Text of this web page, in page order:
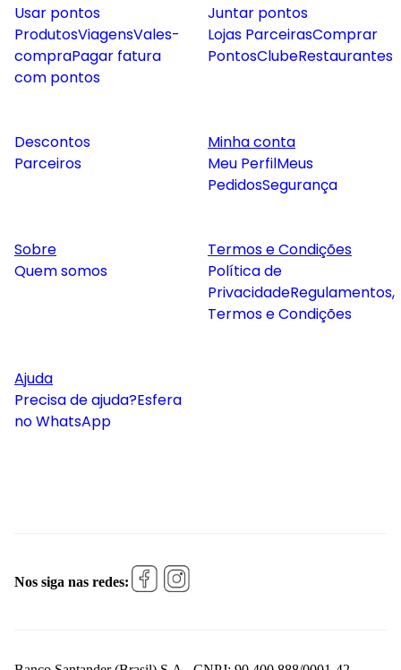
Usar pontos
ProdutosViagensVales-
compraPagar fatura
com pontos
Juntar pontos
Lojas ParceirasComprar
PontosClubeRestaurantes
Descontos
Parceiros
Minha conta
Meu PerfilMeus
PedidosSegurança
Sobre
Quem somos
Termos e Condições
Política de
PrivacidadeRegulamentos,
Termos e Condições
Ajuda
Precisa de ajuda?Esfera
no WhatsApp
Nos siga nas redes: